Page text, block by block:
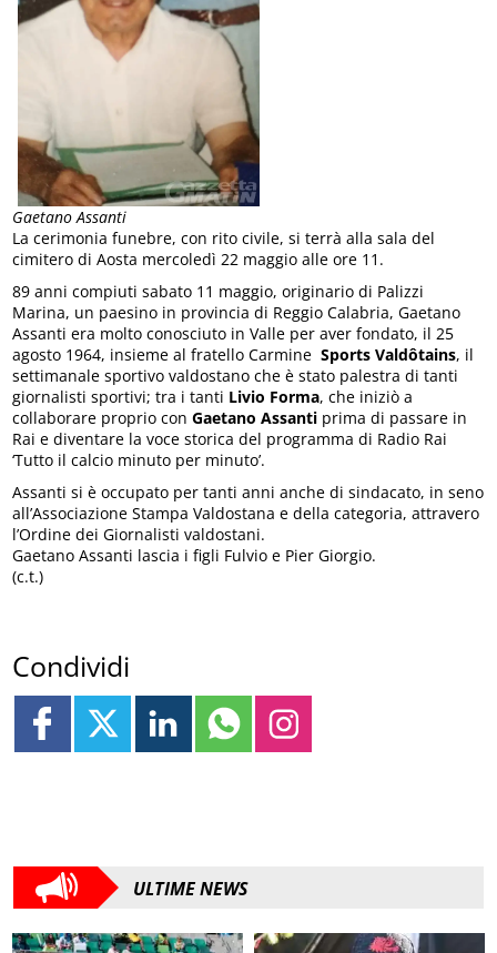
Gaetano Assanti
La cerimonia funebre, con rito civile, si terrà alla sala del
cimitero di Aosta mercoledì 22 maggio alle ore 11.
89 anni compiuti sabato 11 maggio, originario di Palizzi
Marina, un paesino in provincia di Reggio Calabria, Gaetano
Assanti era molto conosciuto in Valle per aver fondato, il 25
agosto 1964, insieme al fratello Carmine Sports Valdôtains, il
settimanale sportivo valdostano che è stato palestra di tanti
giornalisti sportivi; tra i tanti Livio Forma, che iniziò a
collaborare proprio con Gaetano Assanti prima di passare in
Rai e diventare la voce storica del programma di Radio Rai
‘Tutto il calcio minuto per minuto’.
Assanti si è occupato per tanti anni anche di sindacato, in seno
all’Associazione Stampa Valdostana e della categoria, attravero
l’Ordine dei Giornalisti valdostani.
Gaetano Assanti lascia i figli Fulvio e Pier Giorgio.
(c.t.)
Condividi
ULTIME NEWS